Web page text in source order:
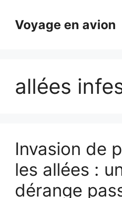
contenuVoyage en avion
allées
Invasion de
les allées :
dérange